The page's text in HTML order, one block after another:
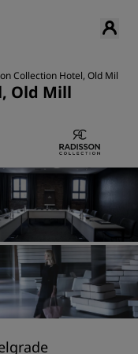
Collection Hotel, Old Mill
Old Mill